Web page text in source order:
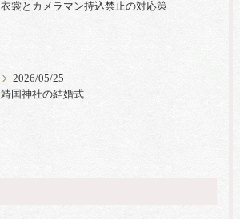
衣裳とカメラマン持込禁止の対応策
2026/05/25
靖国神社の結婚式